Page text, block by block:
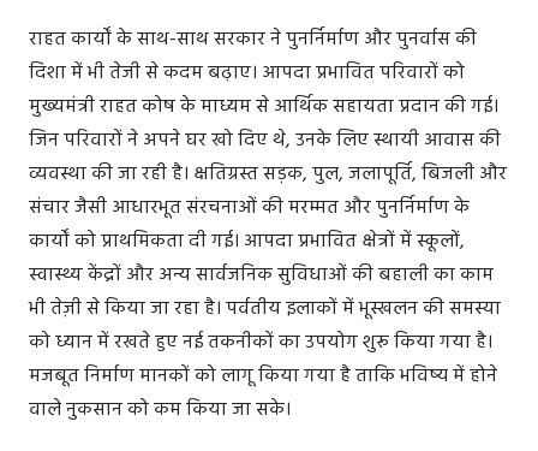
राहत कार्यों के साथ-साथ सरकार ने पुनर्निर्माण और पुनर्वास की
दिशा में भी तेजी से कदम बढ़ाए। आपदा प्रभावित परिवारों को
मुख्यमंत्री राहत कोष के माध्यम से आर्थिक सहायता प्रदान की गई।
जिन परिवारों ने अपने घर खो दिए थे, उनके लिए स्थायी आवास की
व्यवस्था की जा रही है। क्षतिग्रस्त सड़क, पुल, जलापूर्ति, बिजली और
संचार जैसी आधारभूत संरचनाओं की मरम्मत और पुनर्निर्माण के
कार्यों को प्राथमिकता दी गई। आपदा प्रभावित क्षेत्रों में स्कूलों,
स्वास्थ्य केंद्रों और अन्य सार्वजनिक सुविधाओं की बहाली का काम
भी तेज़ी से किया जा रहा है। पर्वतीय इलाकों में भूस्खलन की समस्या
को ध्यान में रखते हुए नई तकनीकों का उपयोग शुरू किया गया है।
मजबूत निर्माण मानकों को लागू किया गया है ताकि भविष्य में होने
वाले नुकसान को कम किया जा सके।